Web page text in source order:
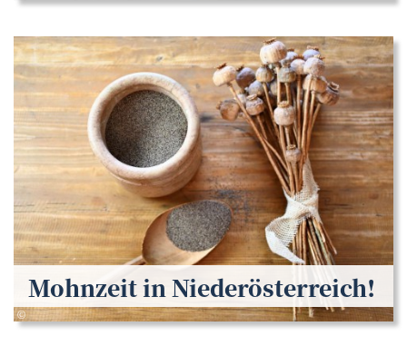
©Andrea Knura
Mohnzeit in Niederösterreich!